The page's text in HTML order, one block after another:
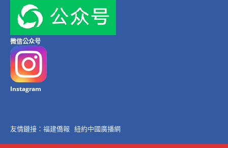
微信公众号
Instagram
友情鏈接： 福建僑報 紐約中國廣播網